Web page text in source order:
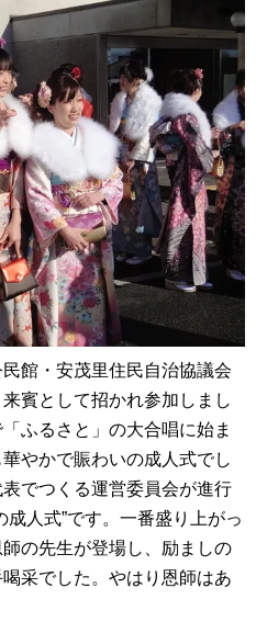
館・安茂里住民自治協議会
賓として招かれ参加しまし
ふるさと」の大合唱に始ま
やかで賑わいの成人式でし
でつくる運営委員会が進行
人式”です。一番盛り上がっ
の先生が登場し、励ましの
采でした。やはり恩師はあ